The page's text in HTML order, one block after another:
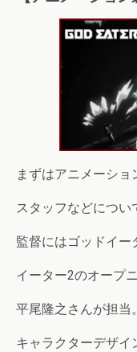
まずはアニメーショ
スタッフなどについ
監督にはゴッドイー
イーター2のオープ
平尾隆之さんが担当。
キャラクターデザイ